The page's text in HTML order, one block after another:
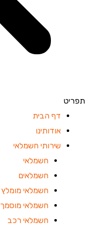
תפריט
דף הבית
אודותינו
שירותי חשמלאי
חשמלאי
חשמלאים
חשמלאי מומלץ
חשמלאי מוסמך
חשמלאי רכב